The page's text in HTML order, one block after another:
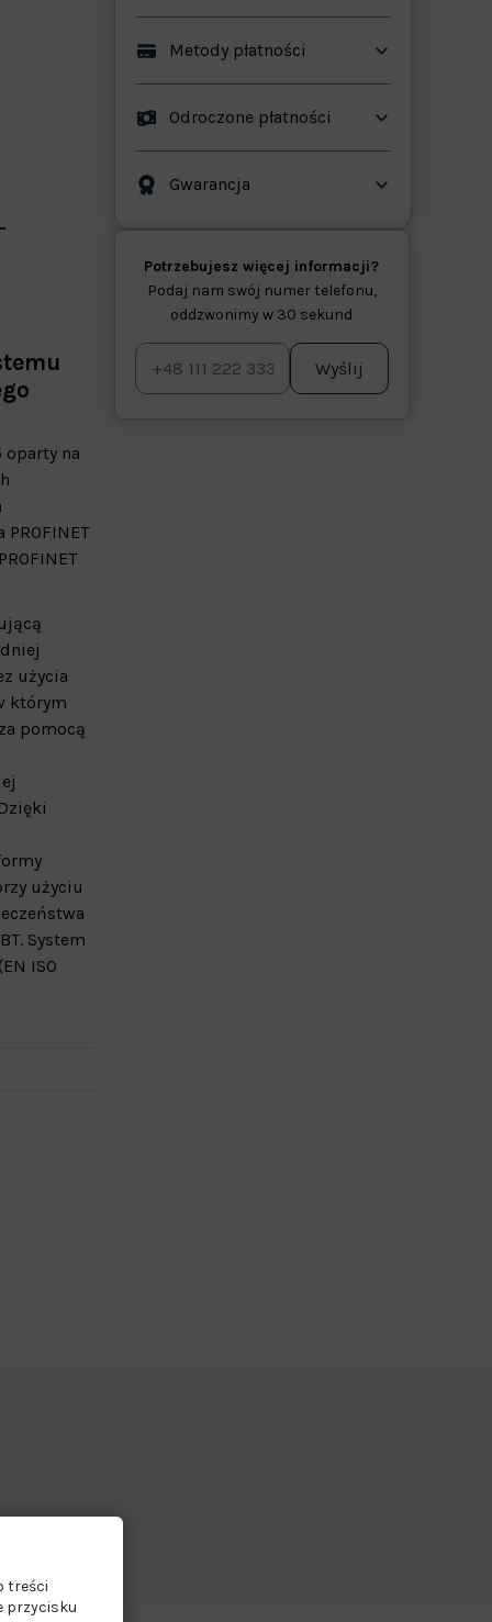
Metody płatności
Odroczone płatności
Gwarancja
Potrzebujesz więcej informacji?
Podaj nam swój numer telefonu,
oddzwonimy w 30 sekund
Wyślij
na
użycia
którym
pomocą
użyciu
System
ISO
treści
przycisku